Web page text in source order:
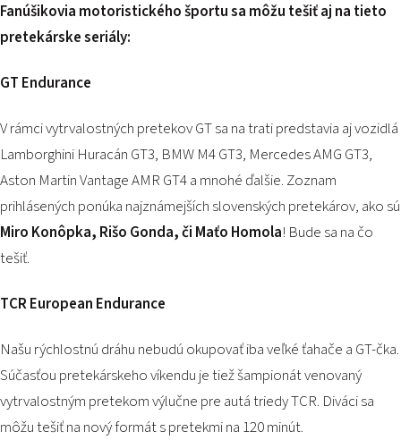
Fanúšikovia motoristického športu sa môžu tešiť aj na tieto
pretekárske seriály:
GT Endurance
V rámci vytrvalostných pretekov GT sa na trati predstavia aj vozidlá
Lamborghini Huracán GT3, BMW M4 GT3, Mercedes AMG GT3,
Aston Martin Vantage AMR GT4 a mnohé ďalšie. Zoznam
prihlásených ponúka najznámejších slovenských pretekárov, ako sú
Miro Konôpka, Rišo Gonda, či Maťo Homola! Bude sa na čo
tešiť.
TCR European Endurance
Našu rýchlostnú dráhu nebudú okupovať iba veľké ťahače a GT-čka.
Súčasťou pretekárskeho víkendu je tiež šampionát venovaný
vytrvalostným pretekom výlučne pre autá triedy TCR. Diváci sa
môžu tešiť na nový formát s pretekmi na 120 minút.